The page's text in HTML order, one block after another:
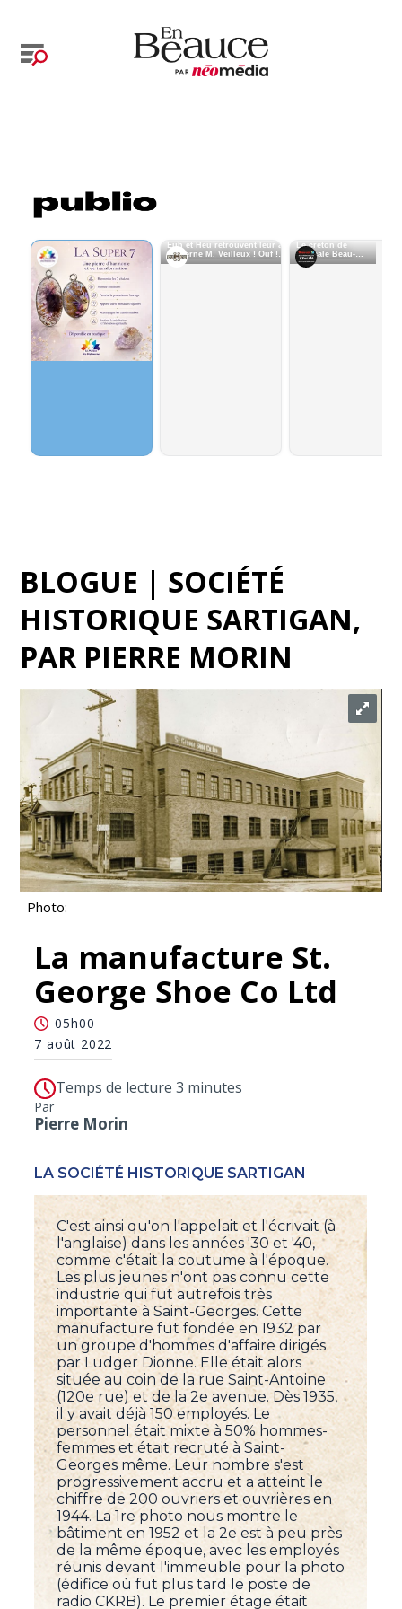
BLOGUE | SOCIÉTÉ
HISTORIQUE SARTIGAN,
PAR PIERRE MORIN
Photo:
La manufacture St.
George Shoe Co Ltd
05h00
7 août 2022
Temps de lecture 3 minutes
Par
Pierre Morin
LA SOCIÉTÉ HISTORIQUE SARTIGAN
C'est ainsi qu'on l'appelait et l'écrivait (à
l'anglaise) dans les années '30 et '40,
comme c'était la coutume à l'époque.
Les plus jeunes n'ont pas connu cette
industrie qui fut autrefois très
importante à Saint-Georges. Cette
manufacture fut fondée en 1932 par
un groupe d'hommes d'affaire dirigés
par Ludger Dionne. Elle était alors
située au coin de la rue Saint-Antoine
(120e rue) et de la 2e avenue. Dès 1935,
il y avait déjà 150 employés. Le
personnel était mixte à 50% hommes-
femmes et était recruté à Saint-
Georges même. Leur nombre s'est
progressivement accru et a atteint le
chiffre de 200 ouvriers et ouvrières en
1944. La 1re photo nous montre le
bâtiment en 1952 et la 2e est à peu près
de la même époque, avec les employés
réunis devant l'immeuble pour la photo
(édifice où fut plus tard le poste de
radio CKRB). Le premier étage était